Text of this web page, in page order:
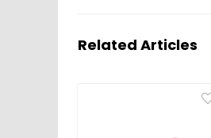
Related Articles